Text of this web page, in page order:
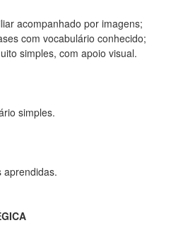
acompanhado por imagens;
com vocabulário conhecido;
simples, com apoio visual.
simples.
aprendidas.